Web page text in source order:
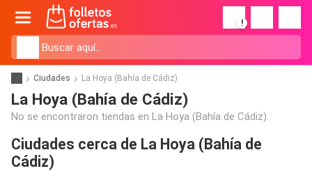
!
Ciudades La Hoya (Bahía de Cádiz)
La Hoya (Bahía de Cádiz)
No se encontraron tiendas en La Hoya (Bahía de Cádiz).
Ciudades cerca de La Hoya (Bahía de
Cádiz)